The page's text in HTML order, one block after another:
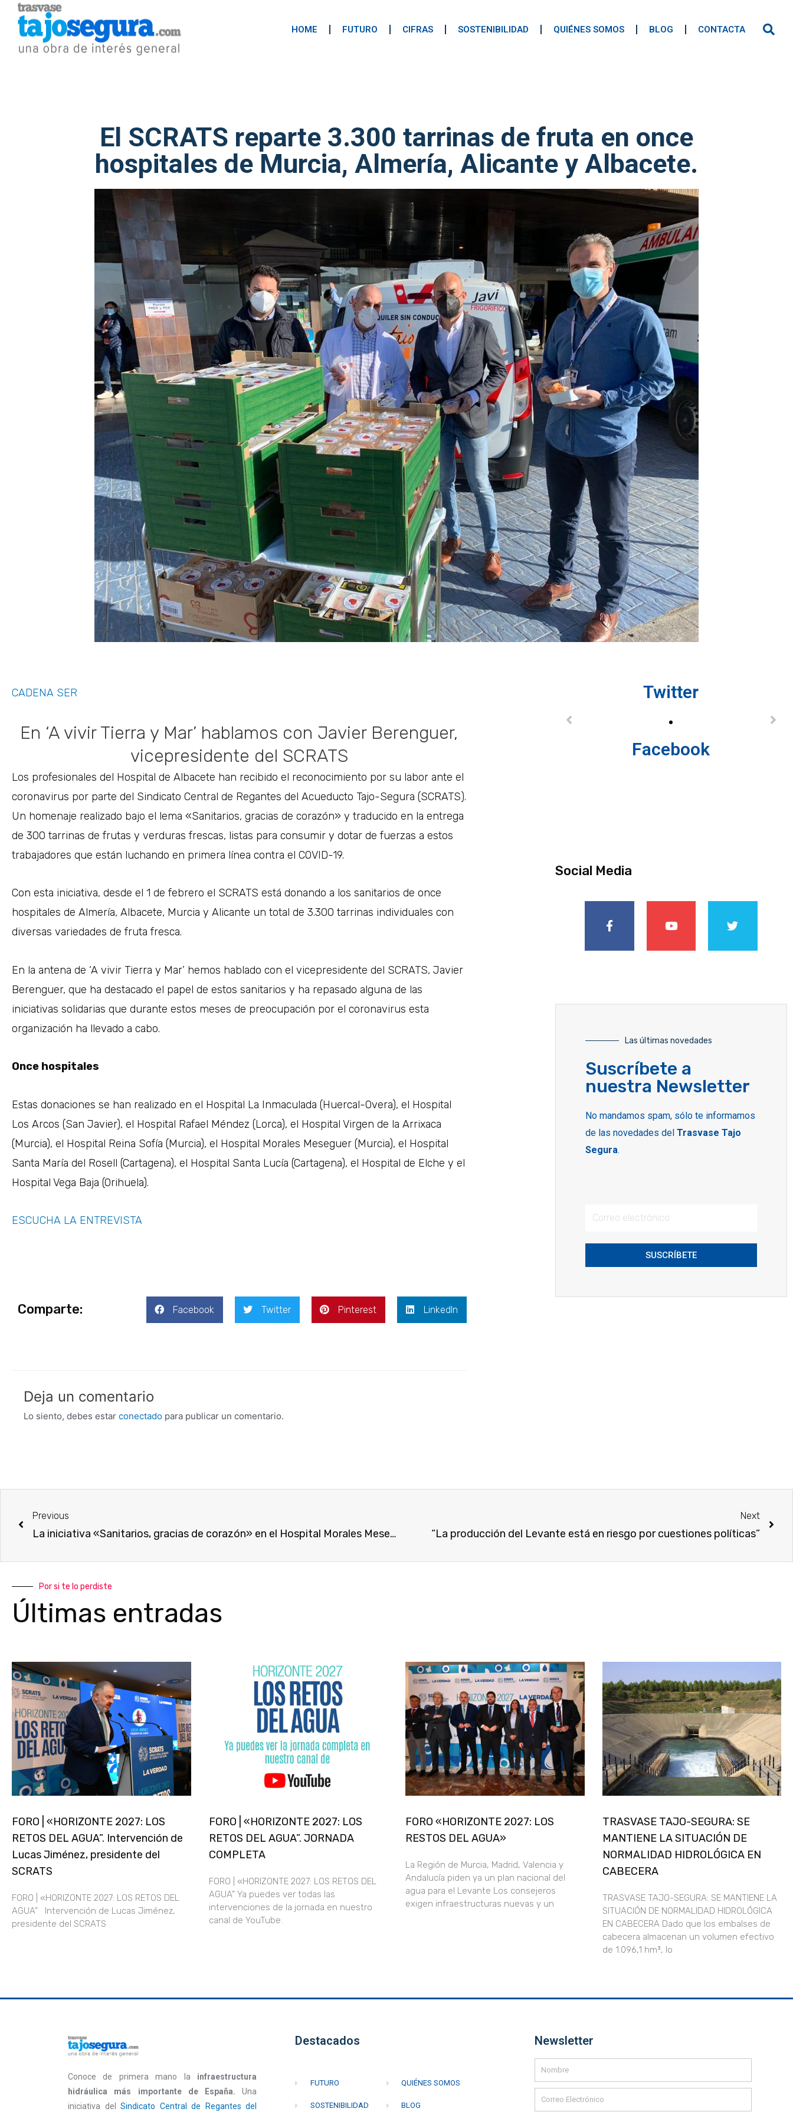
HOME FUTURO CIFRAS SOSTENIBILIDAD QUIÉNES SOMOS BLOG CONTACTA
El SCRATS reparte 3.300 tarrinas de fruta en once
hospitales de Murcia, Almería, Alicante y Albacete.
CADENA SER
En ‘A vivir Tierra y Mar’ hablamos con Javier Berenguer,
vicepresidente del SCRATS
Los profesionales del Hospital de Albacete han recibido el reconocimiento por su labor ante el
coronavirus por parte del Sindicato Central de Regantes del Acueducto Tajo-Segura (SCRATS).
Un homenaje realizado bajo el lema «Sanitarios, gracias de corazón» y traducido en la entrega
de 300 tarrinas de frutas y verduras frescas, listas para consumir y dotar de fuerzas a estos
trabajadores que están luchando en primera línea contra el COVID-19.
Con esta iniciativa, desde el 1 de febrero el SCRATS está donando a los sanitarios de once
hospitales de Almería, Albacete, Murcia y Alicante un total de 3.300 tarrinas individuales con
diversas variedades de fruta fresca.
En la antena de ‘A vivir Tierra y Mar’ hemos hablado con el vicepresidente del SCRATS, Javier
Berenguer, que ha destacado el papel de estos sanitarios y ha repasado alguna de las
iniciativas solidarias que durante estos meses de preocupación por el coronavirus esta
organización ha llevado a cabo.
Once hospitales
Estas donaciones se han realizado en el Hospital La Inmaculada (Huercal-Overa), el Hospital
Los Arcos (San Javier), el Hospital Rafael Méndez (Lorca), el Hospital Virgen de la Arrixaca
(Murcia), el Hospital Reina Sofía (Murcia), el Hospital Morales Meseguer (Murcia), el Hospital
Santa María del Rosell (Cartagena), el Hospital Santa Lucía (Cartagena), el Hospital de Elche y el
Hospital Vega Baja (Orihuela).
ESCUCHA LA ENTREVISTA
Comparte: Facebook Twitter Pinterest LinkedIn
Deja un comentario
Lo siento, debes estar conectado para publicar un comentario.
Twitter
Facebook
Social Media
Las últimas novedades
Suscríbete a
nuestra Newsletter
No mandamos spam, sólo te informamos
de las novedades del Trasvase Tajo
Segura.
SUSCRÍBETE
Previous
La iniciativa «Sanitarios, gracias de corazón» en el Hospital Morales Meseguer de Murcia
Next
“La producción del Levante está en riesgo por cuestiones políticas”
Por si te lo perdiste
Últimas entradas
FORO | «HORIZONTE 2027: LOS
RETOS DEL AGUA”. Intervención de
Lucas Jiménez, presidente del
SCRATS
FORO | «HORIZONTE 2027: LOS RETOS DEL
AGUA” Intervención de Lucas Jiménez,
presidente del SCRATS
FORO | «HORIZONTE 2027: LOS
RETOS DEL AGUA”. JORNADA
COMPLETA
FORO | «HORIZONTE 2027: LOS RETOS DEL
AGUA” Ya puedes ver todas las
intervenciones de la jornada en nuestro
canal de YouTube.
FORO «HORIZONTE 2027: LOS
RESTOS DEL AGUA»
La Región de Murcia, Madrid, Valencia y
Andalucía piden ya un plan nacional del
agua para el Levante Los consejeros
exigen infraestructuras nuevas y un
TRASVASE TAJO-SEGURA: SE
MANTIENE LA SITUACIÓN DE
NORMALIDAD HIDROLÓGICA EN
CABECERA
TRASVASE TAJO-SEGURA: SE MANTIENE LA
SITUACIÓN DE NORMALIDAD HIDROLÓGICA
EN CABECERA Dado que los embalses de
cabecera almacenan un volumen efectivo
de 1.096,1 hm³, lo
Conoce de primera mano la infraestructura
hidráulica más importante de España.Una
iniciativa delSindicato Central de Regantes del
Destacados
FUTURO
SOSTENIBILIDAD
QUIÉNES SOMOS
BLOG
Newsletter